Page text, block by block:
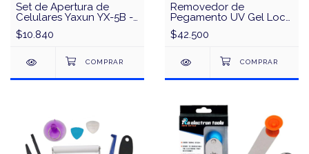
Set de Apertura de
Celulares Yaxun YX-5B -
3 en 1
$10.840
Removedor de
Pegamento UV Gel Loca
/ OCA USB Yaxun YX-
6034
$42.500